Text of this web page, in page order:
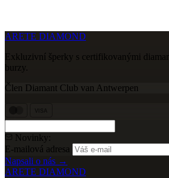
ARETE DIAMOND
Exkluzivní šperky s certifikovanými
burzy.
Člen Diamant Club van Antwerpen
Novinky:
E-mailová adresa
Napsali o nás →
ARETE DIAMOND